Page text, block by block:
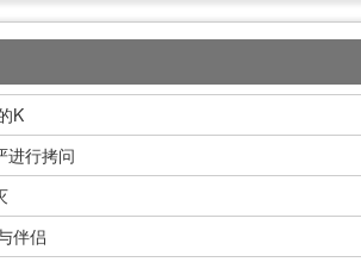
K
进行拷问
伴侣